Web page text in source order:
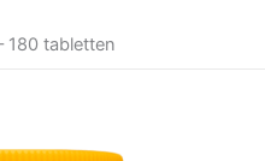
180 tabletten